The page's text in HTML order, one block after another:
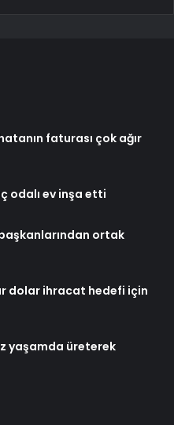
faturası çok ağır
odalı ev inşa etti
ortak
dolar ihracat hedefi için
yaşamda üreterek